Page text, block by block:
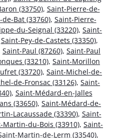
(33750), Saint-Pierre-de-
Bat (33760), Saint-Pierre-
du-Seignal (33220), Saint-
Saint-Pey-de-Castets (33350),
Saint-Paul (87260), Saint-Paul
(33210), Saint-Morillon
(33720), Saint-Michel-de-
de-Fronsac (33126), Saint-
, Saint-Médard-en-Jalles
(33650), Saint-Médard-de-
Lacaussade (33390), Saint-
Martin-du-Bois (33910), Saint-
Martin-de-Lerm (33540),